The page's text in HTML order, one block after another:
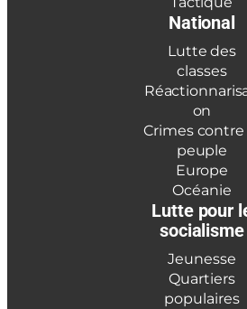
National
Lutte des
classes
on
Crimes contre
peuple
Europe
Océanie
Lutte pour
socialisme
Jeunesse
Quartiers
populaires